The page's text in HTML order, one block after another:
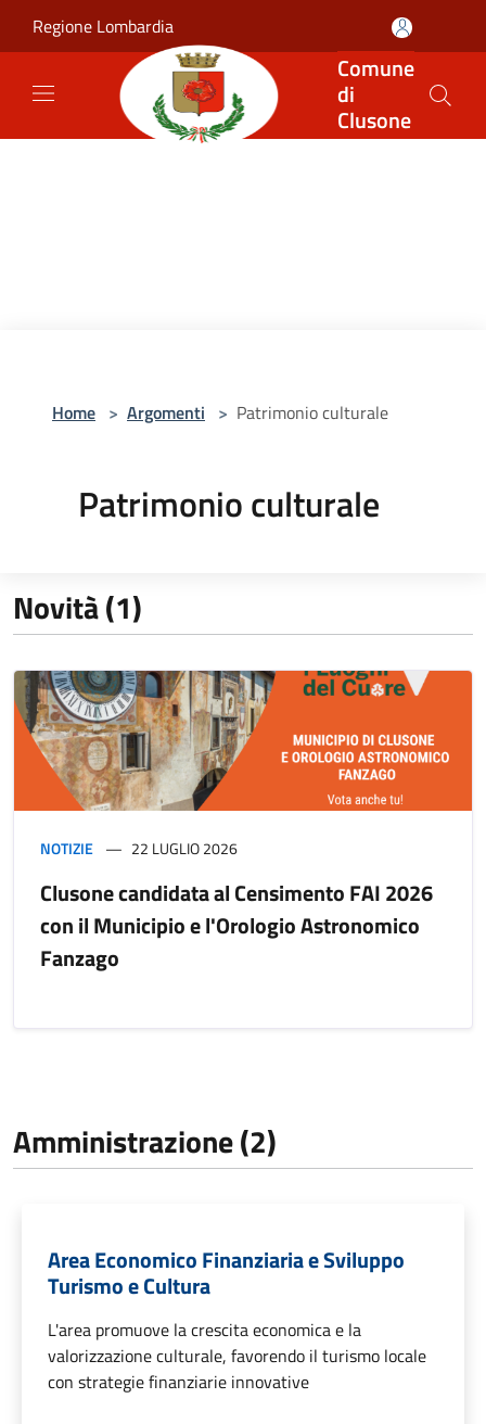
Regione Lombardia
Comune
di
Clusone
Home > Argomenti > Patrimonio culturale
Patrimonio culturale
Novità (1)
NOTIZIE 22 LUGLIO 2026
Clusone candidata al Censimento FAI 2026
con il Municipio e l'Orologio Astronomico
Fanzago
Amministrazione (2)
Area Economico Finanziaria e Sviluppo
Turismo e Cultura
L'area promuove la crescita economica e la
valorizzazione culturale, favorendo il turismo locale
con strategie finanziarie innovative